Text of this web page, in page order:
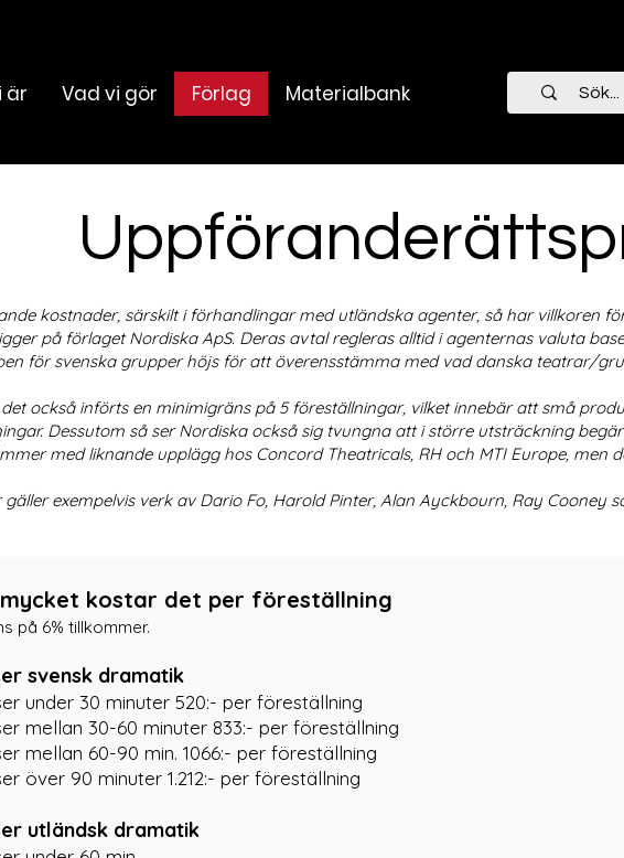
är Vad vi gör Förlag Materialbank
kostnader, särskilt i förhandlingar med utländska agenter, så har villkoren
på förlaget Nordiska ApS. Deras avtal regleras alltid i agenternas valuta
för svenska grupper höjs för att överensstämma med vad danska teatrar/
också införts en minimigräns på 5 föreställningar, vilket innebär att små
Dessutom så ser Nordiska också sig tvungna att i större utsträckning
med liknande upplägg hos Concord Theatricals, RH och MTI Europe, men
gäller exempelvis verk av Dario Fo, Harold Pinter, Alan Ayckbourn, Ray Cooney
kostar det per föreställning
på 6% tillkommer.
svensk dramatik
under 30 minuter 520:- per föreställning
mellan 30-60 minuter 833:- per föreställning
mellan 60-90 min. 1066:- per föreställning
över 90 minuter 1.212:- per föreställning
utländsk dramatik